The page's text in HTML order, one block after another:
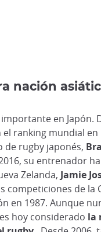
nación
en Japón.
el ranking mundial
de rugby japonés,
su entrenador
Zelanda, Jamie
competiciones de la
en 1987. Aunque
hoy considerado la